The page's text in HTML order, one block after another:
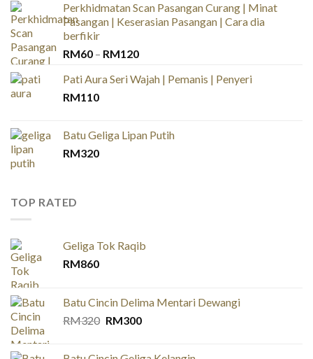
Perkhidmatan Scan Pasangan Curang | Minat
Pasangan | Keserasian Pasangan | Cara dia
berfikir
RM60 – RM120Price
RM60
Pati Aura Seri Wajah | Pemanis | Penyeri
RM110
Batu Geliga Lipan Putih
RM320
TOP RATED
Geliga Tok Raqib
RM860
Batu Cincin Delima Mentari Dewangi
RM320 Original
RM300Current